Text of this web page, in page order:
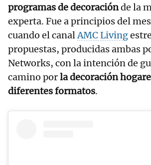
programas de decoraciónde la
experta. Fue a principios del
cuando el canalAMC Living
propuestas, producidas ambas
Networks, con la intención de
camino porla decoración
diferentes formatos.